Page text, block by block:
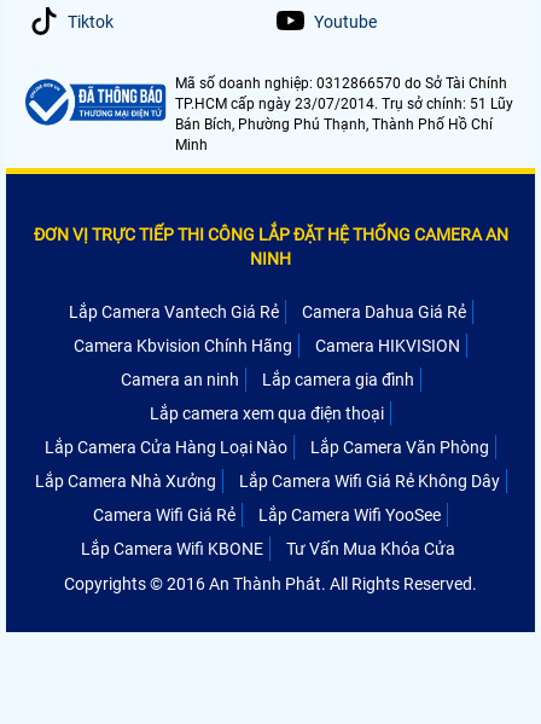
Tiktok Youtube
Mã số doanh nghiệp: 0312866570 do Sở Tài Chính
TP.HCM cấp ngày 23/07/2014. Trụ sở chính: 51 Lũy
Bán Bích, Phường Phú Thạnh, Thành Phố Hồ Chí
Minh
ĐƠN VỊ TRỰC TIẾP THI CÔNG LẮP ĐẶT HỆ THỐNG CAMERA AN
NINH
Lắp Camera Vantech Giá Rẻ
Camera Dahua Giá Rẻ
Camera Kbvision Chính Hãng
Camera HIKVISION
Camera an ninh
Lắp camera gia đình
Lắp camera xem qua điện thoại
Lắp Camera Cửa Hàng Loại Nào
Lắp Camera Văn Phòng
Lắp Camera Nhà Xưởng
Lắp Camera Wifi Giá Rẻ Không Dây
Camera Wifi Giá Rẻ
Lắp Camera Wifi YooSee
Lắp Camera Wifi KBONE
Tư Vấn Mua Khóa Cửa
Copyrights © 2016 An Thành Phát. All Rights Reserved.